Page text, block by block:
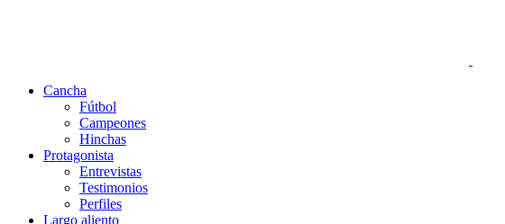
Cancha
Fútbol
Campeones
Hinchas
Protagonista
Entrevistas
Testimonios
Perfiles
Largo aliento